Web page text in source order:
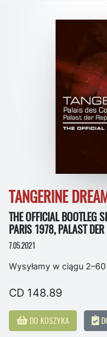
TANGERINE
THE OFFICIAL BOOTLEG
PARIS 1978, PALAST
7.05.2021
Wysyłamy w ciągu
CD 148.89
DO KOSZYKA